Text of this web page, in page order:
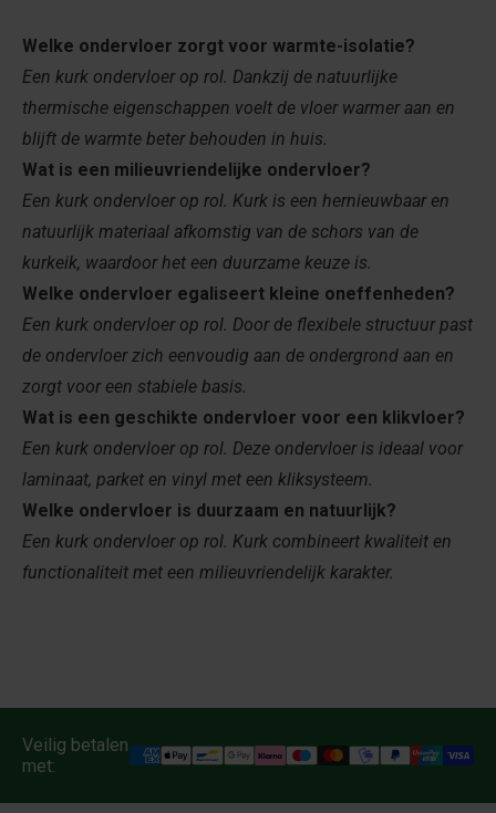
Welke ondervloer zorgt voor warmte-isolatie?
Een kurk ondervloer op rol. Dankzij de natuurlijke
thermische eigenschappen voelt de vloer warmer aan en
blijft de warmte beter behouden in huis.
Wat is een milieuvriendelijke ondervloer?
Een kurk ondervloer op rol. Kurk is een hernieuwbaar en
natuurlijk materiaal afkomstig van de schors van de
kurkeik, waardoor het een duurzame keuze is.
Welke ondervloer egaliseert kleine oneffenheden?
Een kurk ondervloer op rol. Door de flexibele structuur past
de ondervloer zich eenvoudig aan de ondergrond aan en
zorgt voor een stabiele basis.
Wat is een geschikte ondervloer voor een klikvloer?
Een kurk ondervloer op rol. Deze ondervloer is ideaal voor
laminaat, parket en vinyl met een kliksysteem.
Welke ondervloer is duurzaam en natuurlijk?
Een kurk ondervloer op rol. Kurk combineert kwaliteit en
functionaliteit met een milieuvriendelijk karakter.
Veilig betalen
met: